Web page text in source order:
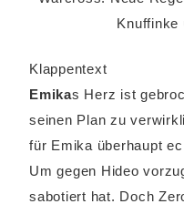
Knuffinke
Klappentext
Emikas Herz ist
seinen Plan zu
für Emika überhaupt
Um gegen Hideo
sabotiert hat. Doch